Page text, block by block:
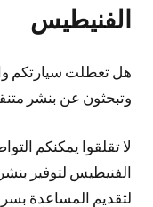
الفنيطيس
هل تعطلت سيارتكم
وتبحثون عن بنشر
لا تقلقوا يمكنكم
الفنيطيس لتوفير
لتقديم المساعدة